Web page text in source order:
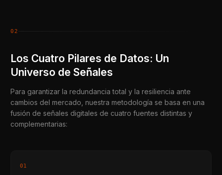
02
Los Cuatro Pilares de Datos: Un
Universo de Señales
Para garantizar la redundancia total y la resiliencia ante
cambios del mercado, nuestra metodología se basa en una
fusión de señales digitales de cuatro fuentes distintas y
complementarias:
01